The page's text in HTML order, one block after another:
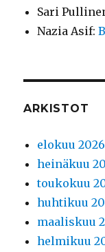
Sari
Nazia Asif:
ARKISTOT
elokuu 2026
heinäkuu
toukokuu
huhtikuu
maaliskuu
helmikuu